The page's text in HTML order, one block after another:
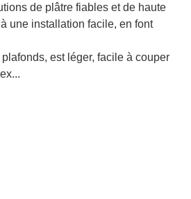
de plâtre fiables et de haute
une installation facile, en font
est léger, facile à couper